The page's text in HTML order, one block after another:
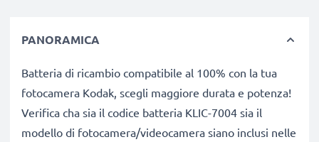
PANORAMICA
Batteria di ricambio compatibile al 100% con la tua
fotocamera Kodak, scegli maggiore durata e potenza!
Verifica cha sia il codice batteria KLIC-7004 sia il
modello di fotocamera/videocamera siano inclusi nelle